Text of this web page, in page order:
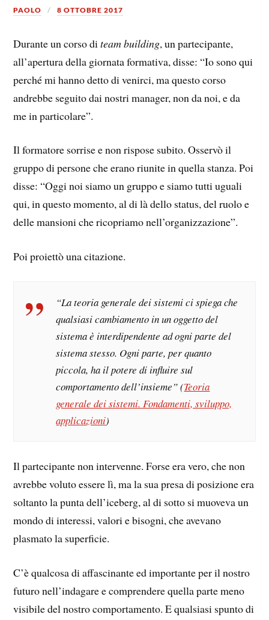
PAOLO 8 OTTOBRE 2017
Durante un corso diteam building, un partecipante,
all’apertura della giornata formativa, disse: “Io sono qui
perché mi hanno detto di venirci, ma questo corso
andrebbe seguito dai nostri manager, non da noi, e da
me in particolare”.
Il formatore sorrise e non rispose subito. Osservò il
gruppo di persone che erano riunite in quella stanza. Poi
disse: “Oggi noi siamo un gruppo e siamo tutti uguali
qui, in questo momento, al di là dello status, del ruolo e
delle mansioni che ricopriamo nell’organizzazione”.
Poi proiettò una citazione.
“La teoria generale dei sistemi ci spiega che
qualsiasi cambiamento in un oggetto del
sistema è interdipendente ad ogni parte del
sistema stesso. Ogni parte, per quanto
piccola, ha il potere di influire sul
comportamento dell’insieme” (Teoria
generale dei sistemi. Fondamenti, sviluppo,
applicazioni)
Il partecipante non intervenne. Forse era vero, che non
avrebbe voluto essere lì, ma la sua presa di posizione era
soltanto la punta dell’iceberg, al di sotto si muoveva un
mondo di interessi, valori e bisogni, che avevano
plasmato la superficie.
C’è qualcosa di affascinante ed importante per il nostro
futuro nell’indagare e comprendere quella parte meno
visibile del nostro comportamento. E qualsiasi spunto di